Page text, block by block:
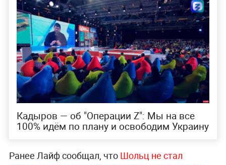
Кадыров — об "Операции Z": Мы на все
100% идём по плану и освободим Украину
Ранее Лайф сообщал, что Шольц не стал